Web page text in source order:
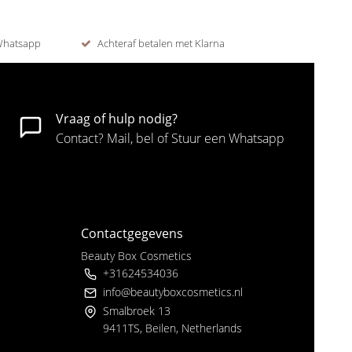
Achteraf betalen met Klarna
Vraag of hulp nodig?
Contact? Mail, bel of Stuur een Whatsapp
Contactgegevens
Beauty Box Cosmetics
+31624534036
info@beautyboxcosmetics.nl
Smalbroek 13
9411TS, Beilen, Netherlands